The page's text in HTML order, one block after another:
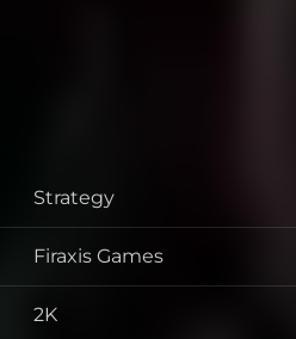
Genre
Strategy
Ontwikkelaar
Firaxis Games
Uitgever
2K